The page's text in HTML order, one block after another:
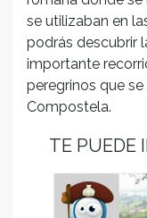
se utilizaban en
podrás descubrir
importante
peregrinos que
Compostela.
TE PUEDE